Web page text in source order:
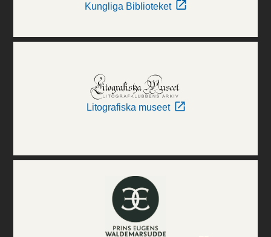
Kungliga Biblioteket
Litografiska museet